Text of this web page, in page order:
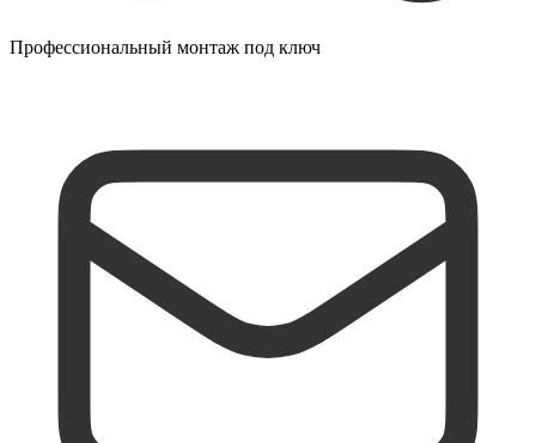
Профессиональный монтаж под ключ